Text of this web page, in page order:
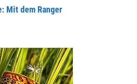
Mit dem Ranger